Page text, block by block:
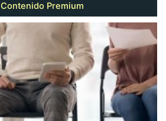
Contenido Premium